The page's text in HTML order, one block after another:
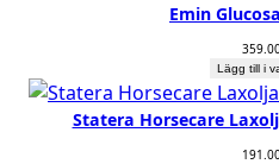
Emin
Lägg till i
Statera Horsecare